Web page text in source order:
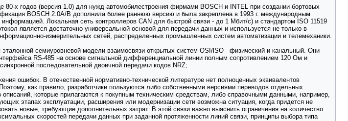
80-х годов (версия 1.0) для нужд автомобилестроения фирмами BOSCH и INTEL при создании бортовых
BOSCH 2.0А/В дополнила более раннюю версию и была закреплена в 1993 г. международным
Локальная сеть контроллеров CAN для быстрой связи - до 1 Мбит/c) и стандартом ISO 11519
является достаточно универсальной основой для передачи данных и используется не только в
измерительных сетей, распределенных промышленных систем автоматизации и телемеханики.
семиуровневой модели взаимосвязи открытых систем OSI/lSO - физический и канальный. Они
RS-485 на основе сигнальной дифференциальной линии полным сопротивлением 120 Ом и
последовательной двоичной передачи кодов NRZ;
ошибок. В отечественной нормативно-технической литературе нет полноценных эквивалентов
как правило, разработчики пользуются либо собственными версиями переводов отдельных
которые прилагаются к покупным техническим средствам, либо справочными данными, например,
этапах эксплуатации, расширения или модернизации сети возможна ситуация, когда придется не
новые, требующие дополнительных затрат. В этой связи важно выяснить ограничения на количество
скоростей передачи данных при заданной протяженности линий связи, принципы выбора типа